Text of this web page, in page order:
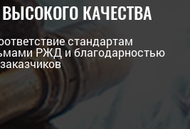
КАЧЕСТВА
стандартам
РЖД и благодарностью
заказчиков